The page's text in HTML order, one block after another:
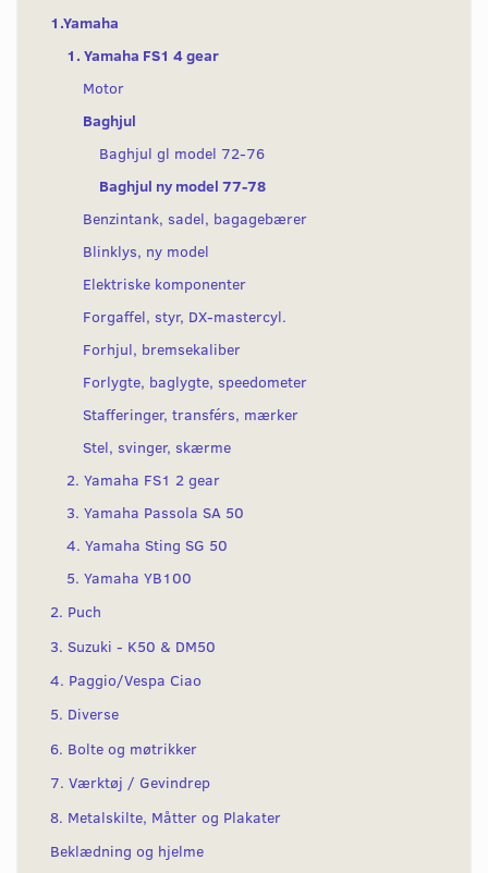
1.Yamaha
1. Yamaha FS1 4 gear
Motor
Baghjul
Baghjul gl model 72-76
Baghjul ny model 77-78
Benzintank, sadel, bagagebærer
Blinklys, ny model
Elektriske komponenter
Forgaffel, styr, DX-mastercyl.
Forhjul, bremsekaliber
Forlygte, baglygte, speedometer
Stafferinger, transférs, mærker
Stel, svinger, skærme
2. Yamaha FS1 2 gear
3. Yamaha Passola SA 50
4. Yamaha Sting SG 50
5. Yamaha YB100
2. Puch
3. Suzuki - K50 & DM50
4. Paggio/Vespa Ciao
5. Diverse
6. Bolte og møtrikker
7. Værktøj / Gevindrep
8. Metalskilte, Måtter og Plakater
Beklædning og hjelme